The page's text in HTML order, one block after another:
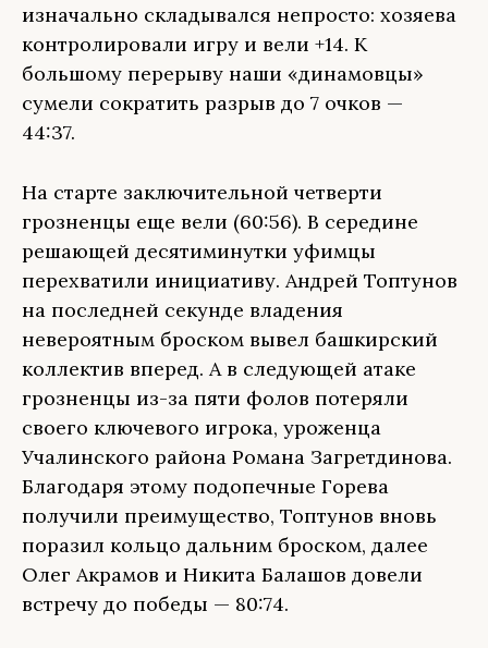
изначально складывался непросто: хозяева
контролировали игру и вели +14. К
большому перерыву наши «динамовцы»
сумели сократить разрыв до 7 очков —
44:37.
На старте заключительной четверти
грозненцы еще вели (60:56). В середине
решающей десятиминутки уфимцы
перехватили инициативу. Андрей Топтунов
на последней секунде владения
невероятным броском вывел башкирский
коллектив вперед. А в следующей атаке
грозненцы из-за пяти фолов потеряли
своего ключевого игрока, уроженца
Учалинского района Романа Загретдинова.
Благодаря этому подопечные Горева
получили преимущество, Топтунов вновь
поразил кольцо дальним броском, далее
Олег Акрамов и Никита Балашов довели
встречу до победы — 80:74.